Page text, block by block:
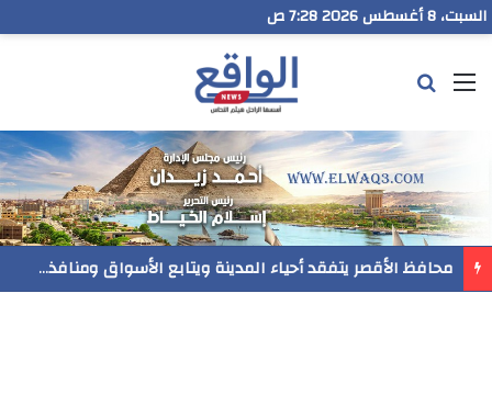
السبت، 8 أغسطس 2026 7:28 ص
القائمة
محافظ الأقصر يتفقد أحياء المدينة ويتابع الأسواق ومنافذ بيع السلع والخدمات المقدمة للمواطنين